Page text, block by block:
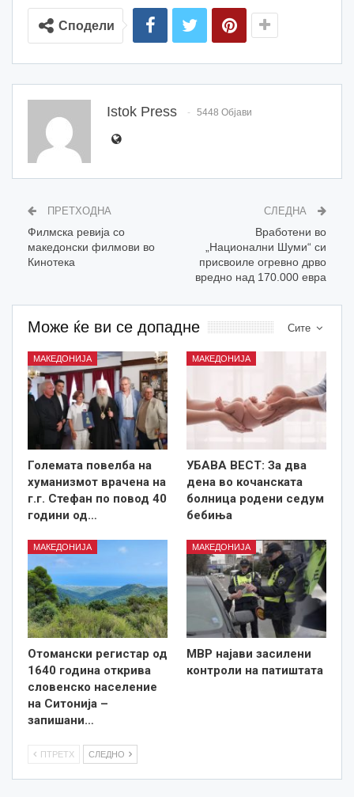
Сподели
Istok Press 5448 Објави
ПРЕТХОДНА
Филмска ревија со
македонски филмови во
Кинотека
СЛЕДНА
Вработени во
„Национални Шуми“ си
присвоиле огревно дрво
вредно над 170.000 евра
Сите
Може ќе ви се допадне
МАКЕДОНИЈА
Големата повелба на
хуманизмот врачена на
г.г. Стефан по повод 40
години од…
МАКЕДОНИЈА
УБАВА ВЕСТ: За два
дена во кочанската
болница родени седум
бебиња
МАКЕДОНИЈА
Отомански регистар од
1640 година открива
словенско население
на Ситонија –
запишани…
МАКЕДОНИЈА
МВР најави засилени
контроли на патиштата
ПТРЕТХ СЛЕДНО